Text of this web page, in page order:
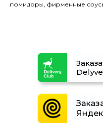
помидоры, фирменные